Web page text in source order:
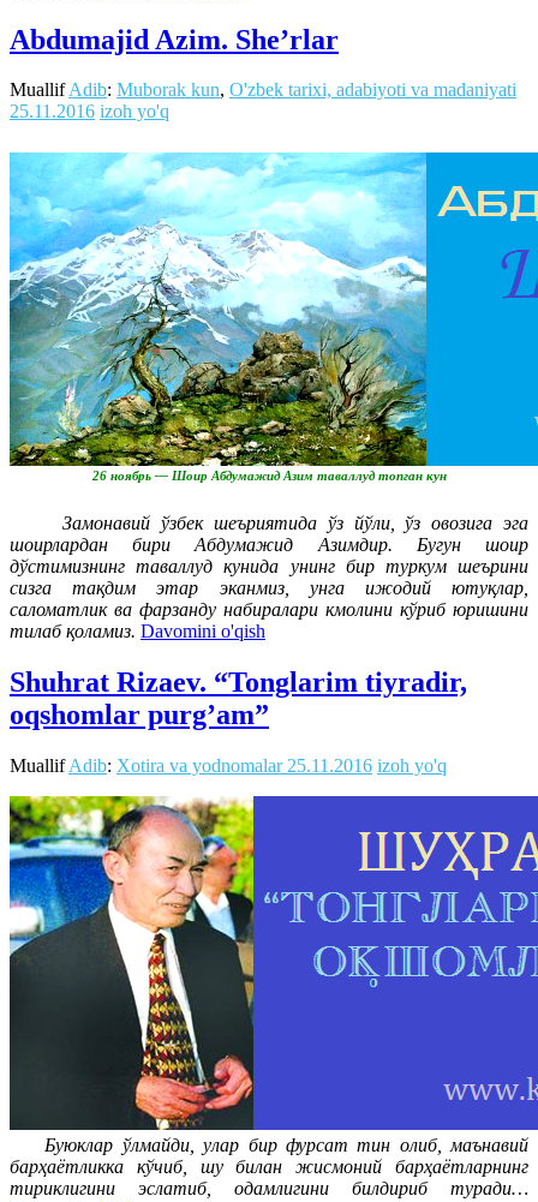
Abdumajid Azim. She’rlar
MuallifAdib: Muborak kun, O'zbek tarixi, adabiyoti va madaniyati
25.11.2016 izoh yo'q
26 ноябрь — Шоир Абдумажид Азим таваллуд топган кун
Замонавий ўзбек шеъриятида ўз йўли, ўз овозига эга
шоирлардан бири Абдумажид Азимдир. Бугун шоир
дўстимизнинг таваллуд кунида унинг бир туркум шеърини
сизга тақдим этар эканмиз, унга ижодий ютуқлар,
саломатлик ва фарзанду набиралари кмолини кўриб юришини
тилаб қоламиз. Davomini o'qish
Shuhrat Rizaev. “Tonglarim tiyradir,
oqshomlar purg’am”
MuallifAdib: Xotira va yodnomalar 25.11.2016 izoh yo'q
Буюклар ўлмайди, улар бир фурсат тин олиб, маънавий
барҳаётликка кўчиб, шу билан жисмоний барҳаётларнинг
тириклигини эслатиб, одамлигини билдириб туради…